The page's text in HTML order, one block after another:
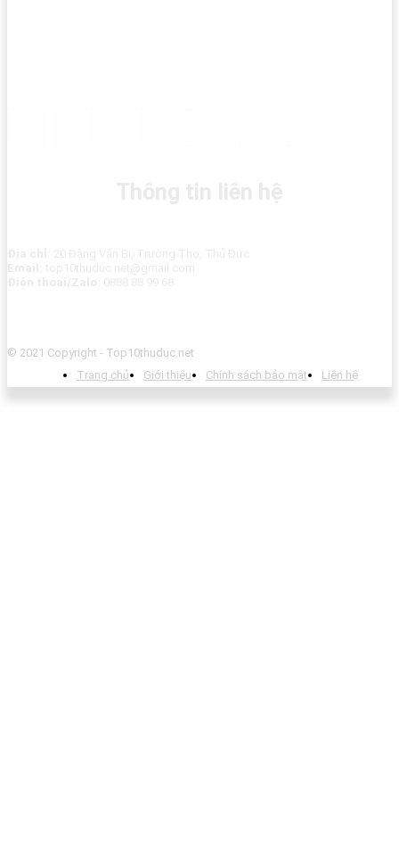
© 2021 Copyright - Top10thuduc.net
Trang chủ
Giới thiệu Chính sách bảo mật Liên hệ